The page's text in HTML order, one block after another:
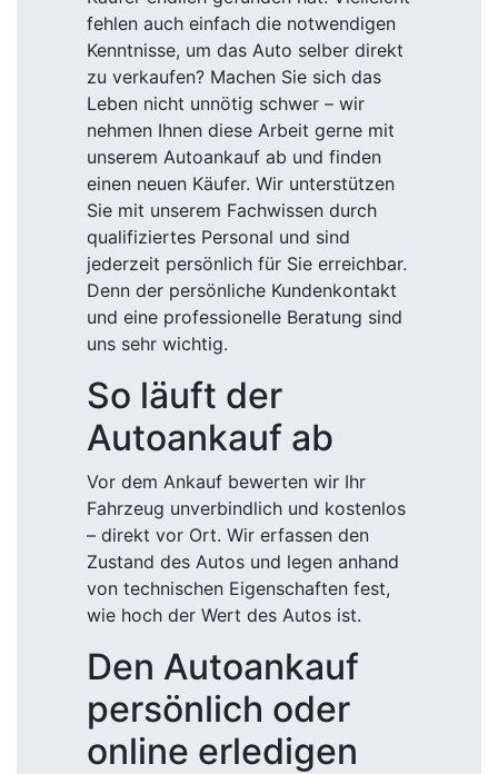
fehlen auch einfach die notwendigen
Kenntnisse, um das Auto selber direkt
zu verkaufen? Machen Sie sich das
Leben nicht unnötig schwer – wir
nehmen Ihnen diese Arbeit gerne mit
unserem Autoankauf ab und finden
einen neuen Käufer. Wir unterstützen
Sie mit unserem Fachwissen durch
qualifiziertes Personal und sind
jederzeit persönlich für Sie erreichbar.
Denn der persönliche Kundenkontakt
und eine professionelle Beratung sind
uns sehr wichtig.
So läuft der
Autoankauf ab
Vor dem Ankauf bewerten wir Ihr
Fahrzeug unverbindlich und kostenlos
– direkt vor Ort. Wir erfassen den
Zustand des Autos und legen anhand
von technischen Eigenschaften fest,
wie hoch der Wert des Autos ist.
Den Autoankauf
persönlich oder
online erledigen